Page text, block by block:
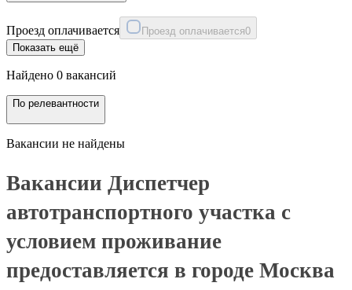
Проезд оплачивается Проезд оплачивается0
Показать ещё
Найдено 0 вакансий
По релевантности
Вакансии не найдены
Вакансии Диспетчер
автотранспортного участка с
условием проживание
предоставляется в городе Москва